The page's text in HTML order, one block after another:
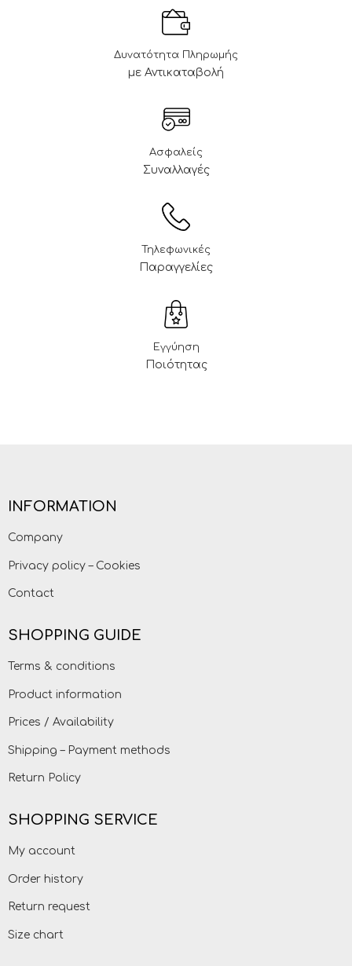
Δυνατότητα Πληρωμής
με Αντικαταβολή
Ασφαλείς
Συναλλαγές
Τηλεφωνικές
Παραγγελίες
Εγγύηση
Ποιότητας
INFORMATION
Company
Privacy policy – Cookies
Contact
SHOPPING GUIDE
Terms & conditions
Product information
Prices / Availability
Shipping – Payment methods
Return Policy
SHOPPING SERVICE
My account
Order history
Return request
Size chart